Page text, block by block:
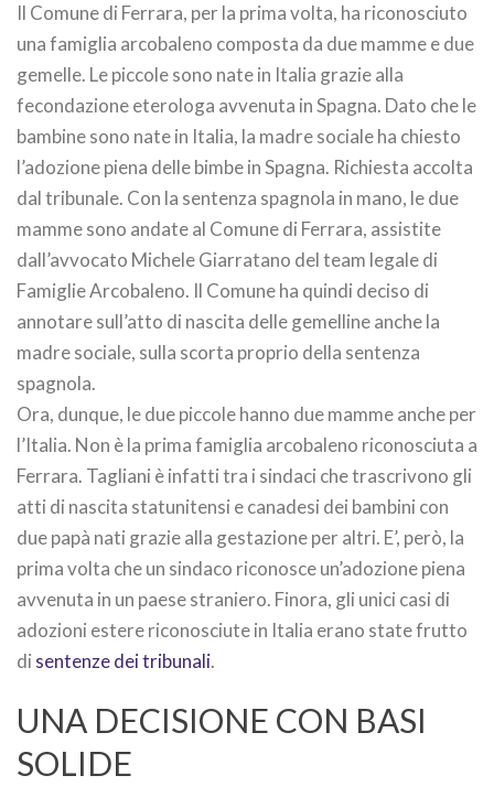
Il Comune di Ferrara, per la prima volta, ha riconosciuto
una famiglia arcobaleno composta da due mamme e due
gemelle. Le piccole sono nate in Italia grazie alla
fecondazione eterologa avvenuta in Spagna. Dato che le
bambine sono nate in Italia, la madre sociale ha chiesto
l’adozione piena delle bimbe in Spagna. Richiesta accolta
dal tribunale. Con la sentenza spagnola in mano, le due
mamme sono andate al Comune di Ferrara, assistite
dall’avvocato Michele Giarratano del team legale di
Famiglie Arcobaleno. Il Comune ha quindi deciso di
annotare sull’atto di nascita delle gemelline anche la
madre sociale, sulla scorta proprio della sentenza
spagnola.
Ora, dunque, le due piccole hanno due mamme anche per
l’Italia. Non è la prima famiglia arcobaleno riconosciuta a
Ferrara. Tagliani è infatti tra i sindaci che trascrivono gli
atti di nascita statunitensi e canadesi dei bambini con
due papà nati grazie alla gestazione per altri. E’, però, la
prima volta che un sindaco riconosce un’adozione piena
avvenuta in un paese straniero. Finora, gli unici casi di
adozioni estere riconosciute in Italia erano state frutto
di sentenze dei tribunali.
UNA DECISIONE CON BASI
SOLIDE